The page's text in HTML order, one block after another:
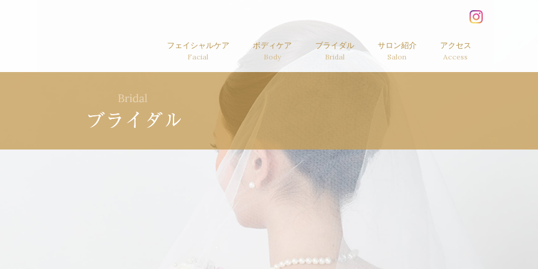
のエステサロン - Cross Felice（クロスフェリー
フェイシャルケア
Facial
ボディケア
Body
ブライダル
Bridal
サロン紹介
Salon
アクセス
Access